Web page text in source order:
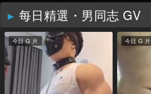
每日精選・男同志 GV
今日 G 片 今日 G 片